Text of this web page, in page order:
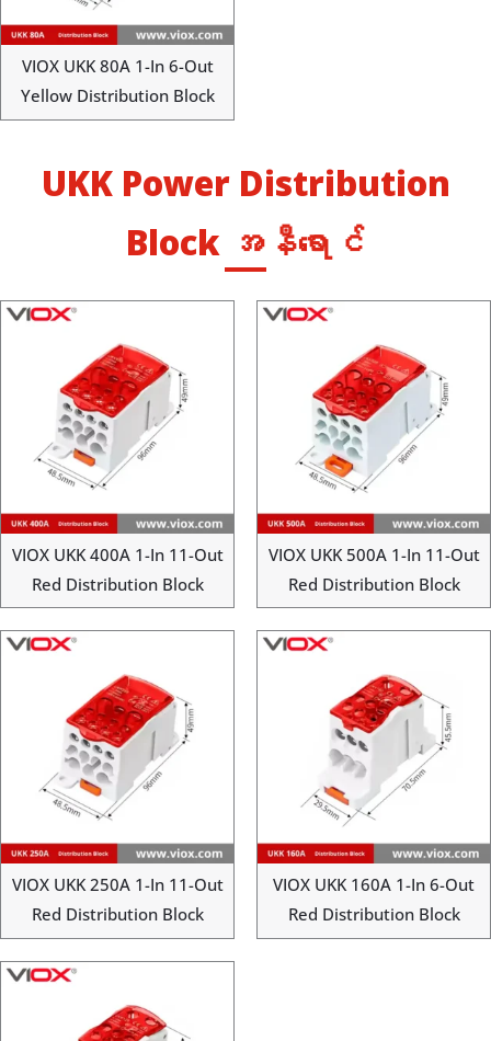
VIOX UKK 80A 1-In 6-Out
Yellow Distribution Block
UKK Power Distribution
Block အနီရောင်
VIOX UKK 400A 1-In 11-Out
Red Distribution Block
VIOX UKK 500A 1-In 11-Out
Red Distribution Block
VIOX UKK 250A 1-In 11-Out
Red Distribution Block
VIOX UKK 160A 1-In 6-Out
Red Distribution Block